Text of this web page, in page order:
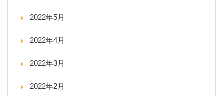
2022年5月
2022年4月
2022年3月
2022年2月